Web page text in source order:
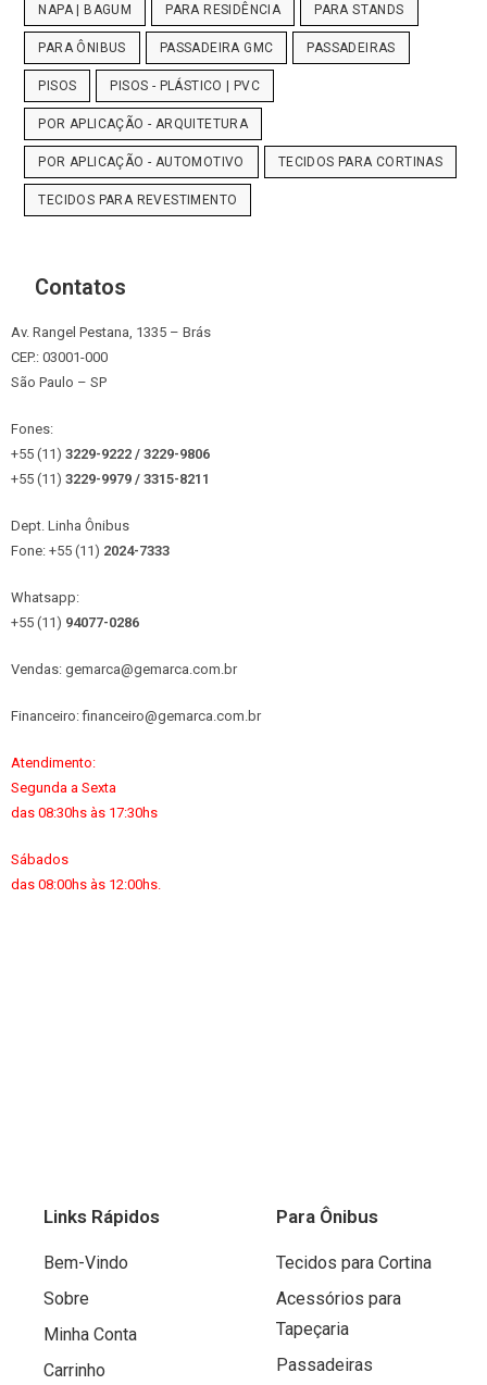
NAPA | BAGUM PARA RESIDÊNCIA PARA STANDS
PARA ÔNIBUS PASSADEIRA GMC PASSADEIRAS
PISOS PISOS - PLÁSTICO | PVC
POR APLICAÇÃO - ARQUITETURA
POR APLICAÇÃO - AUTOMOTIVO TECIDOS PARA CORTINAS
TECIDOS PARA REVESTIMENTO
Contatos
Av. Rangel Pestana, 1335 – Brás
CEP.: 03001-000
São Paulo – SP
Fones:
+55 (11) 3229-9222 / 3229-9806
+55 (11) 3229-9979 / 3315-8211
Dept. Linha Ônibus
Fone: +55 (11) 2024-7333
Whatsapp:
+55 (11) 94077-0286
Vendas: gemarca@gemarca.com.br
Financeiro: financeiro@gemarca.com.br
Atendimento:
Segunda a Sexta
das 08:30hs às 17:30hs
Sábados
das 08:00hs às 12:00hs.
Links Rápidos
Bem-Vindo
Sobre
Minha Conta
Carrinho
Para Ônibus
Tecidos para Cortina
Acessórios para
Tapeçaria
Passadeiras